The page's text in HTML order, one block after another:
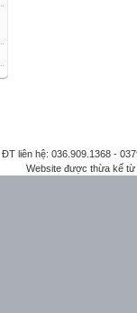
ĐT liên hệ: 036.909.1368 -
Website được thừa kế từ